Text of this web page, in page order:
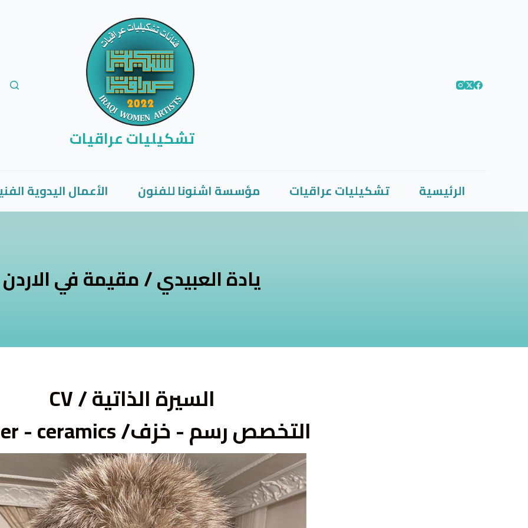
تشكيليات عراقيات
الرئيسية تشكيليات عراقيات مؤسسة اشنونا للفنون الأعمال اليدوية
يادة العبيدي / مقيمة في الاردن
السيرة الذاتية / CV
التخصص رسم - خزف/ Painter - ceramics